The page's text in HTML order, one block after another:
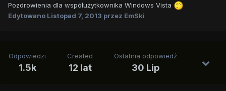
Pozdrowienia dla współużytkownika Windows Vista
Edytowano Listopad 7, 2013 przez EmSki
Odpowiedzi
1.5k
Created
12 lat
Ostatnia odpowiedź
30 Lip